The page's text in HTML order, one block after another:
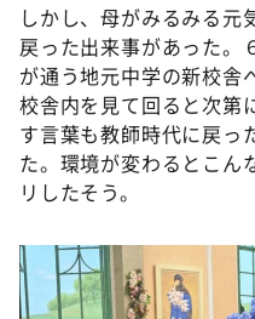
しかし、母がみるみる元
戻った出来事があった。
が通う地元中学の新校舎
校舎内を見て回ると次第
す言葉も教師時代に戻っ
た。環境が変わるとこん
リしたそう。